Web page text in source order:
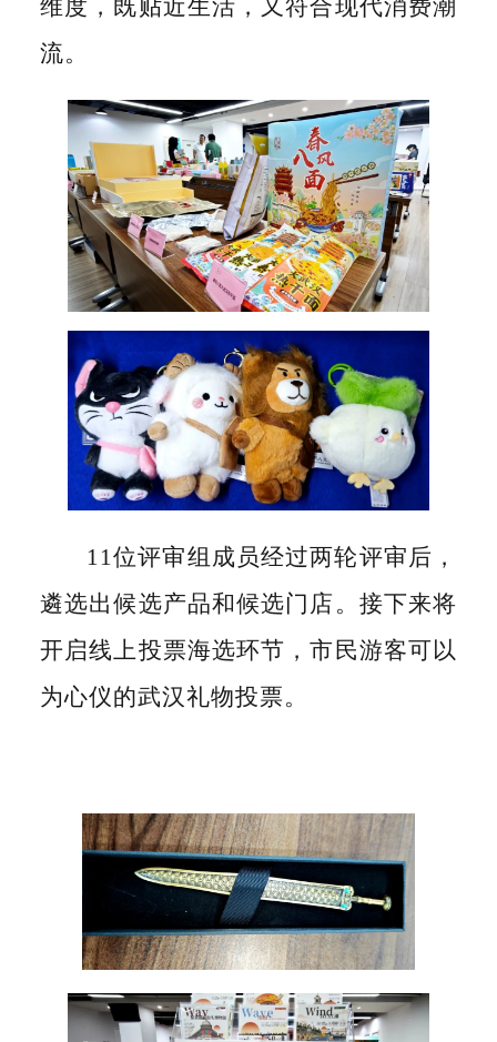
维度，既贴近生活，又符合现代消费潮
流。
11位评审组成员经过两轮评审后，
遴选出候选产品和候选门店。接下来将
开启线上投票海选环节，市民游客可以
为心仪的武汉礼物投票。